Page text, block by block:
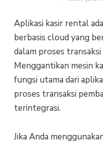
Aplikasi kasir rental
berbasis cloud yang
dalam proses
Menggantikan mesin
fungsi utama dari
proses transaksi
terintegrasi.
Jika Anda